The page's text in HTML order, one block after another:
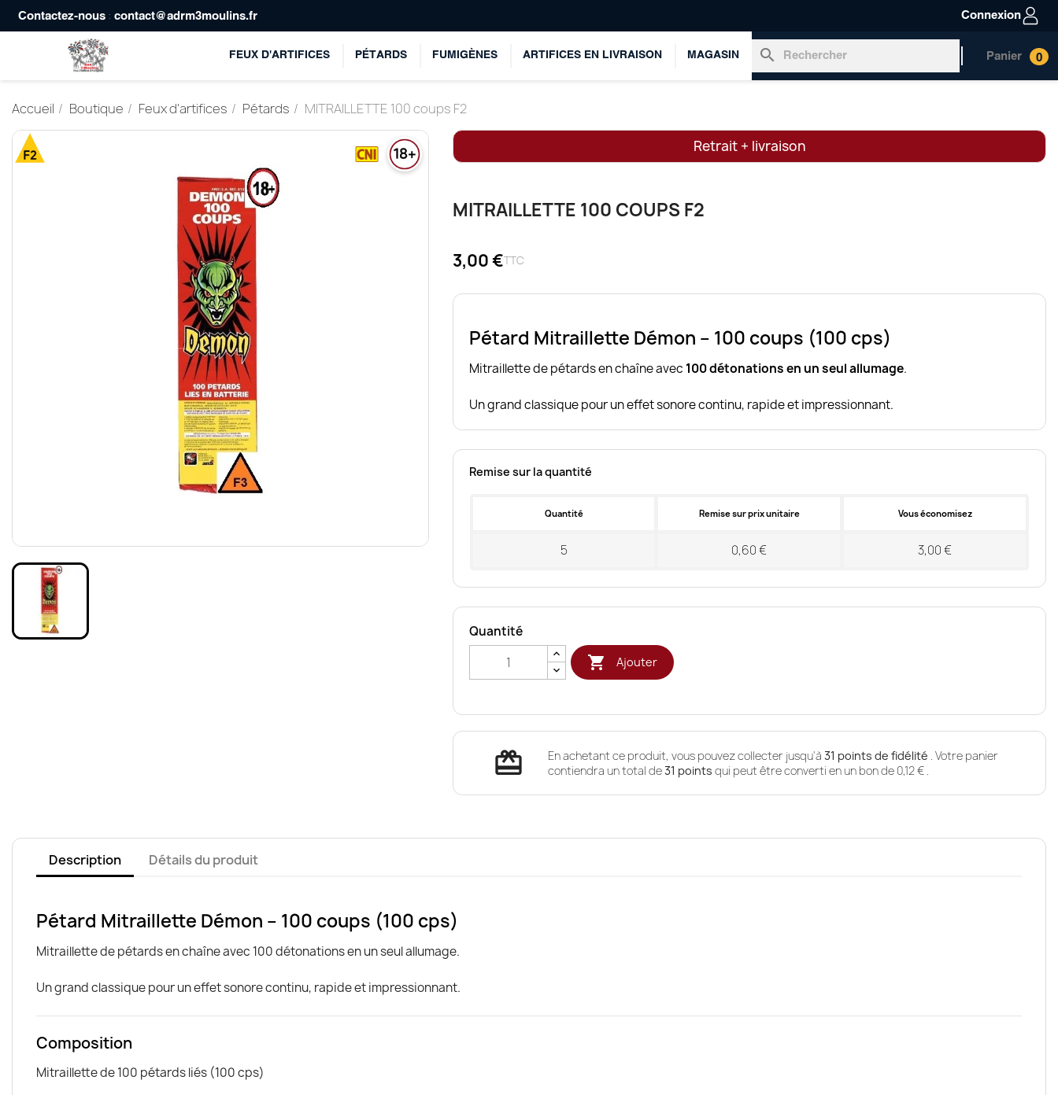
Contactez-nous : contact@adrm3moulins.fr Connexion
FEUX D'ARTIFICES PÉTARDS FUMIGÈNES ARTIFICES EN LIVRAISON MAGASIN search Panier 0
Accueil Boutique Feux d'artifices Pétards MITRAILLETTE 100 coups F2
Retrait + livraison
MITRAILLETTE 100 COUPS F2
3,00 €TTC
Pétard Mitraillette Démon – 100 coups (100 cps)
Mitraillette de pétards en chaîne avec 100 détonations en un seul allumage.
Un grand classique pour un effet sonore continu, rapide et impressionnant.
Remise sur la quantité
Quantité Remise sur prix unitaire Vous économisez
5 0,60 € 3,00 €
Quantité
 Ajouter
redeem En achetant ce produit, vous pouvez collecter jusqu'à 31 points de fidélité . Votre panier
contiendra un total de31 points qui peut être converti en un bon de 0,12 € .
Description Détails du produit
Pétard Mitraillette Démon – 100 coups (100 cps)
Mitraillette de pétards en chaîne avec 100 détonations en un seul allumage.
Un grand classique pour un effet sonore continu, rapide et impressionnant.
Composition
Mitraillette de 100 pétards liés (100 cps)